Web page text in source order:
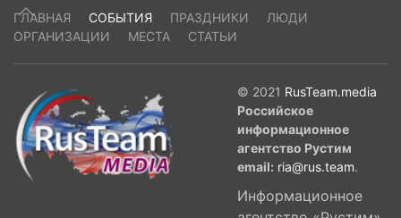
ГЛАВНАЯ СОБЫТИЯ ПРАЗДНИКИ
ЛЮДИ
ОРГАНИЗАЦИИ
МЕСТА СТАТЬИ
© 2021 RusTeam.media
Российское
информационное
агентство Рустим
email: ria@rus.team.
Информационное